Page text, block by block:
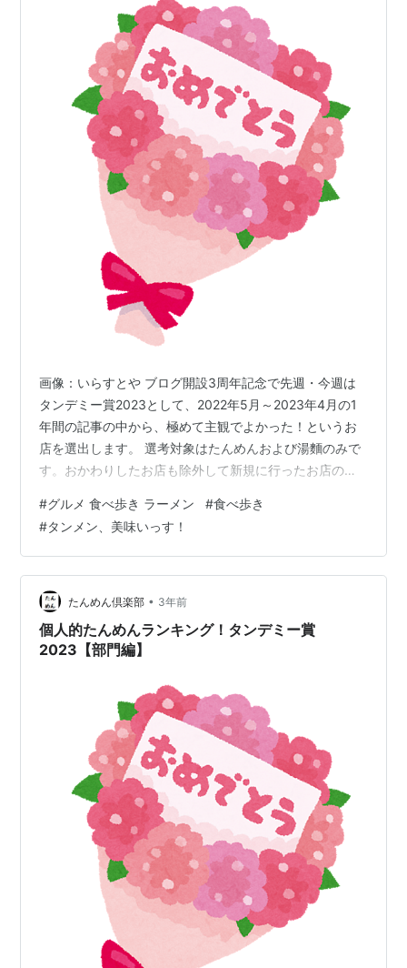
画像：いらすとや ブログ開設3周年記念で先週・今週は
タンデミー賞2023として、2022年5月～2023年4月の1
年間の記事の中から、極めて主観でよかった！というお
店を選出します。 選考対象はたんめんおよび湯麵のみで
す。おかわりしたお店も除外して新規に行ったお店のみ
です。 tanmen.club 静岡県御殿場市 きんた ※私の好みや
また食べたいが基準の極めて主観なランキングですの
で、皆さんの好みと合っていなくてもご容赦ください^^;
また、価格改定や閉店したお店もなかにはあるかもしれ
ませんので、ご注意ください。 総合編の概要 ということ
で今週は…
#グルメ 食べ歩き ラーメン #食べ歩き
#タンメン、美味いっす！
たんめん倶楽部 • 3年前
個人的たんめんランキング！タンデミー賞
2023【部門編】